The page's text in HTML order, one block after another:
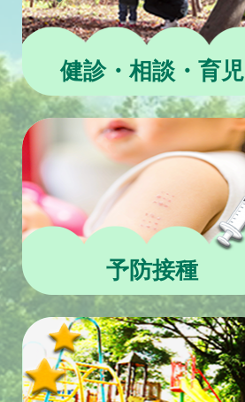
健診・相談・育児
予防接種